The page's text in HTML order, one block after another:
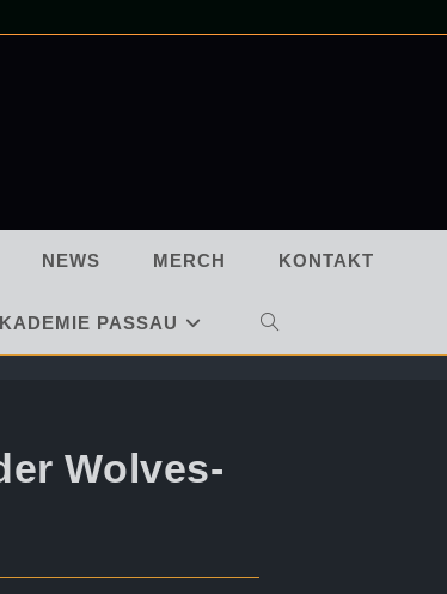
NEWS MERCH KONTAKT
PASSAU WEBSITE-
Wolves-